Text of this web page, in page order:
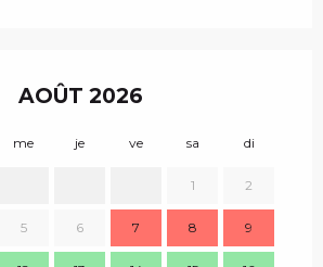
AOÛT 2026
me je ve sa di
1 2
5 6 7 8 9